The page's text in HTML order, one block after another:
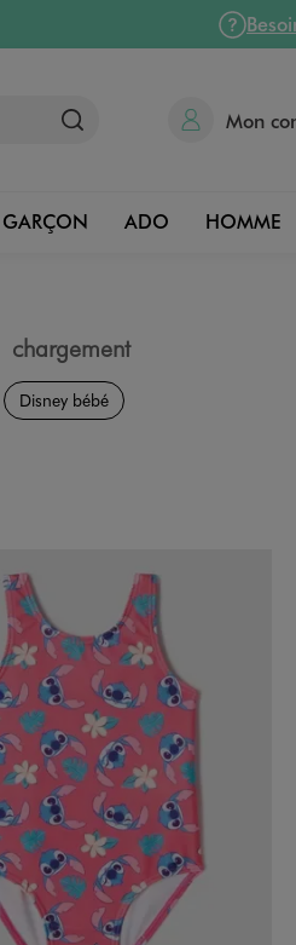
Mon
GARÇON ADO HOMME
chargement
Disney bébé